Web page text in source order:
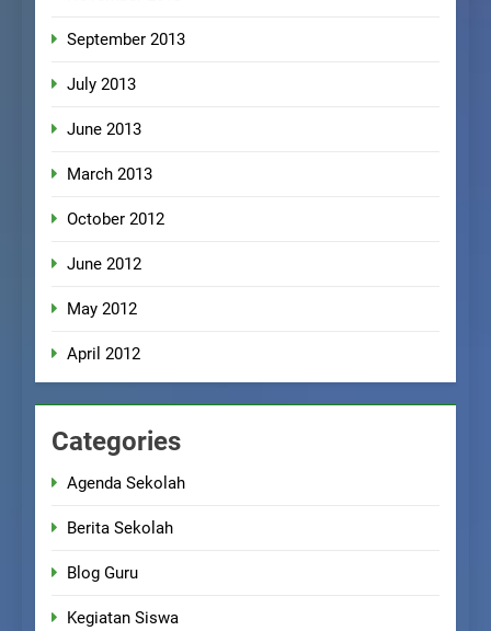
September 2013
July 2013
June 2013
March 2013
October 2012
June 2012
May 2012
April 2012
Categories
Agenda Sekolah
Berita Sekolah
Blog Guru
Kegiatan Siswa